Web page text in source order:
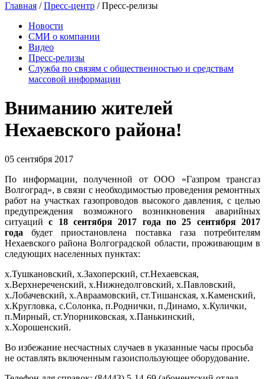
Главная /Пресс-центр / Пресс-релизы
Новости
СМИ о компании
Видео
Пресс-релизы
Служба по связям с общественностью и средствам
массовой информации
Вниманию жителей
Нехаевского района!
05 сентября 2017
По информации, полученной от ООО «Газпром трансгаз
Волгоград», в связи с необходимостью проведения ремонтных
работ на участках газопроводов высокого давления, с целью
предупреждения возможного возникновения аварийных
ситуаций с 18 сентября 2017 года по 25 сентября 2017
года будет приостановлена поставка газа потребителям
Нехаевского района Волгоградской области, проживающим в
следующих населенных пунктах:
х.Тушкановский, х.Захоперский, ст.Нехаевская,
х.Верхнереченский, х.Нижнедолговский, х.Павловский,
х.Лобачевский, х.Авраамовский, ст.Тишанская, х.Каменский,
х.Кругловка, с.Солонка, п.Роднички, п.Динамо, х.Кулички,
п.Мирный, ст.Упорниковская, х.Панькинский,
х.Хорошенский.
Во избежание несчастных случаев в указанные часы просьба
не оставлять включенным газоиспользующее оборудование.